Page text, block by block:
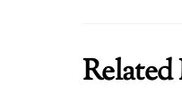
Related